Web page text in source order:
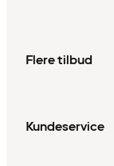
Flere tilbud
Kundeservice